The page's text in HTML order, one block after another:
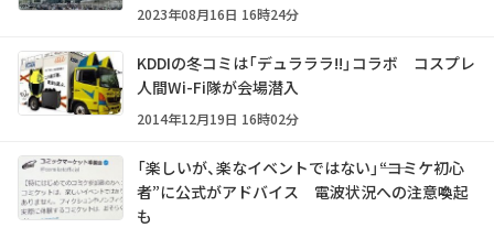
2023年08月16日 16時24分
KDDIの冬コミは「デュラララ!!」コラボ コスプレ
人間Wi-Fi隊が会場潜入
2014年12月19日 16時02分
「楽しいが、楽なイベントではない」――“コミケ初心
者”に公式がアドバイス 電波状況への注意喚起
も